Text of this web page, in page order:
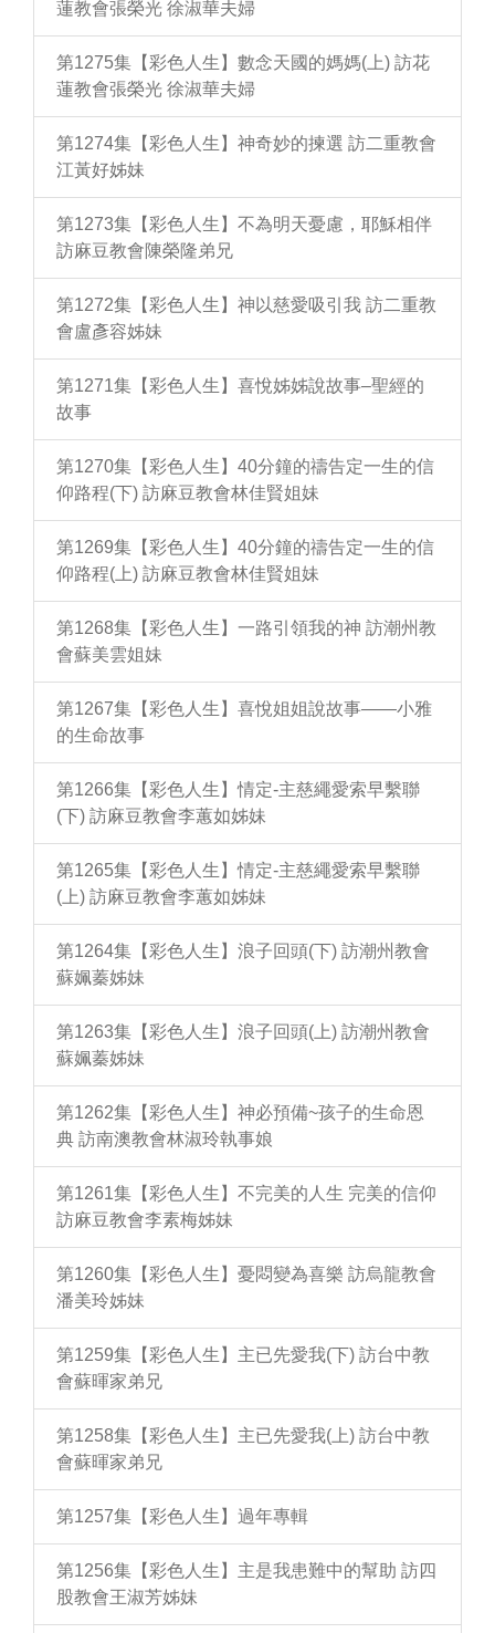
蓮教會張榮光 徐淑華夫婦
第1275集【彩色人生】數念天國的媽媽(上) 訪花
蓮教會張榮光 徐淑華夫婦
第1274集【彩色人生】神奇妙的揀選 訪二重教會
江黃好姊妹
第1273集【彩色人生】不為明天憂慮，耶穌相伴
訪麻豆教會陳榮隆弟兄
第1272集【彩色人生】神以慈愛吸引我 訪二重教
會盧彥容姊妹
第1271集【彩色人生】喜悅姊姊說故事–聖經的
故事
第1270集【彩色人生】40分鐘的禱告定一生的信
仰路程(下) 訪麻豆教會林佳賢姐妹
第1269集【彩色人生】40分鐘的禱告定一生的信
仰路程(上) 訪麻豆教會林佳賢姐妹
第1268集【彩色人生】一路引領我的神 訪潮州教
會蘇美雲姐妹
第1267集【彩色人生】喜悅姐姐說故事——小雅
的生命故事
第1266集【彩色人生】情定-主慈繩愛索早繫聯
(下) 訪麻豆教會李蕙如姊妹
第1265集【彩色人生】情定-主慈繩愛索早繫聯
(上) 訪麻豆教會李蕙如姊妹
第1264集【彩色人生】浪子回頭(下) 訪潮州教會
蘇姵蓁姊妹
第1263集【彩色人生】浪子回頭(上) 訪潮州教會
蘇姵蓁姊妹
第1262集【彩色人生】神必預備~孩子的生命恩
典 訪南澳教會林淑玲執事娘
第1261集【彩色人生】不完美的人生 完美的信仰
訪麻豆教會李素梅姊妹
第1260集【彩色人生】憂悶變為喜樂 訪烏龍教會
潘美玲姊妹
第1259集【彩色人生】主已先愛我(下) 訪台中教
會蘇暉家弟兄
第1258集【彩色人生】主已先愛我(上) 訪台中教
會蘇暉家弟兄
第1257集【彩色人生】過年專輯
第1256集【彩色人生】主是我患難中的幫助 訪四
股教會王淑芳姊妹